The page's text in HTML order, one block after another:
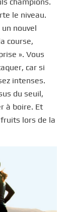
le niveau.
nouvel
course,
». Vous
car si
intenses.
du seuil,
à boire. Et
lors de la